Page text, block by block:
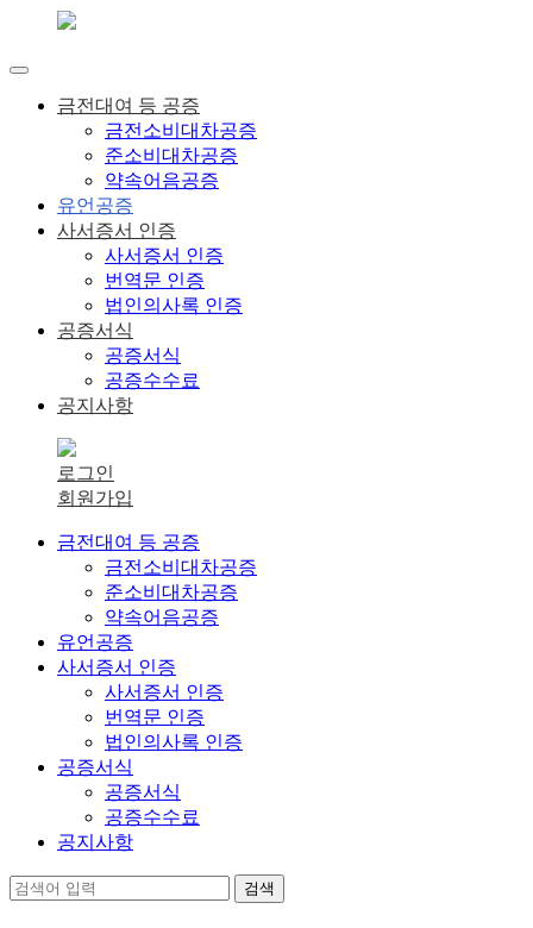
금전대여 등 공증
금전소비대차공증
준소비대차공증
약속어음공증
유언공증
사서증서 인증
사서증서 인증
번역문 인증
법인의사록 인증
공증서식
공증서식
공증수수료
공지사항
로그인
회원가입
금전대여 등 공증
금전소비대차공증
준소비대차공증
약속어음공증
유언공증
사서증서 인증
사서증서 인증
번역문 인증
법인의사록 인증
공증서식
공증서식
공증수수료
공지사항